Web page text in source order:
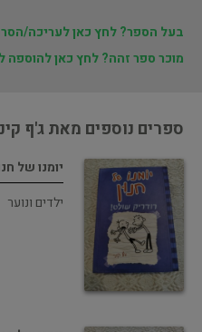
בעל הספר? לחץ כאן לעריכה/
מוכר ספר זהה? לחץ כאן להוספה
ספרים נוספים מאת ג'ף
יומנו של חנון 2 רודריק
ילדים ונוער